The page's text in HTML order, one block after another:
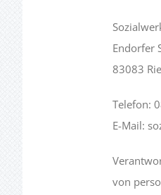
Endorfer
83083
Telefon:
E-Mail:
von